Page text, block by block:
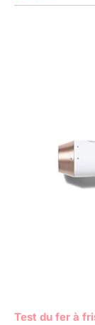
Test du fer à